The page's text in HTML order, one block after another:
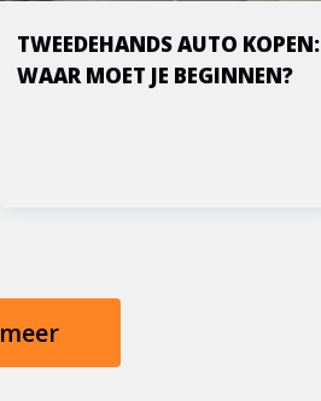
TWEEDEHANDS AUTO KOPEN:
WAAR MOET JE BEGINNEN?